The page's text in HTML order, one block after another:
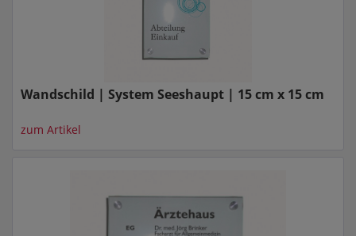
Wandschild | System Seeshaupt | 15 cm x 15 cm
zum Artikel